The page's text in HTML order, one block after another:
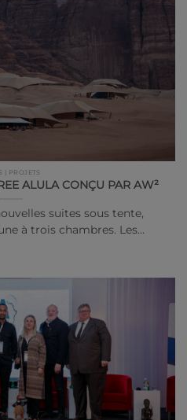
| PROJETS
ALULA CONÇU PAR AW²
suites sous tente,
à trois chambres. Les…